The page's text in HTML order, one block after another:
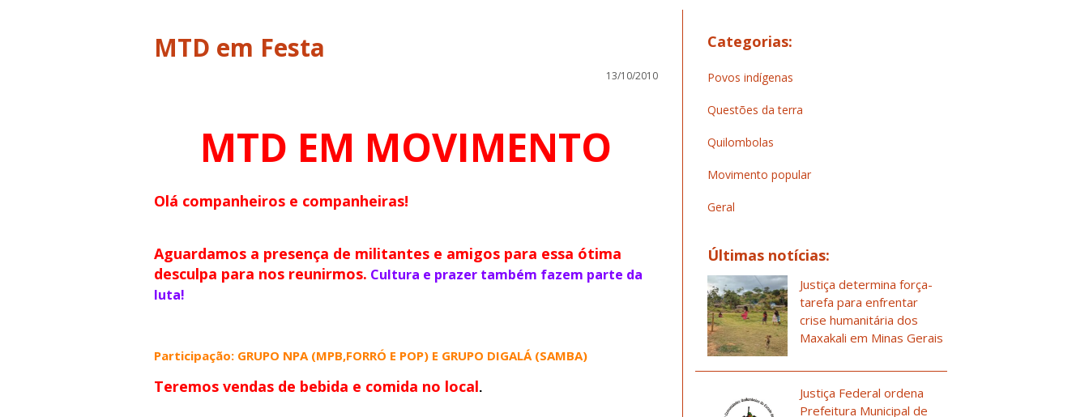
MTD em Festa
13/10/2010
MTD EM MOVIMENTO
Olá companheiros e companheiras!
Aguardamos a presença de militantes e amigos para essa ótima
desculpa para nos reunirmos. Cultura e prazer também fazem parte da
luta!
Participação: GRUPO NPA (MPB,FORRÓ E POP) E GRUPO DIGALÁ (SAMBA)
Teremos vendas de bebida e comida no local.
Categorias:
Povos indígenas
Questões da terra
Quilombolas
Movimento popular
Geral
Últimas notícias:
Justiça determina força-
tarefa para enfrentar
crise humanitária dos
Maxakali em Minas Gerais
Justiça Federal ordena
Prefeitura Municipal de